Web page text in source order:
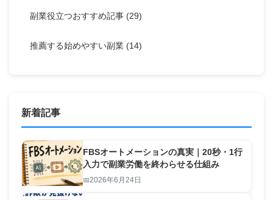
副業役立つおすすめ記事 (29)
推薦する始めやすい副業 (14)
新着記事
FBSオートメーションの真実｜20秒・1行
入力で副業労働を終わらせる仕組み
2026年6月24日